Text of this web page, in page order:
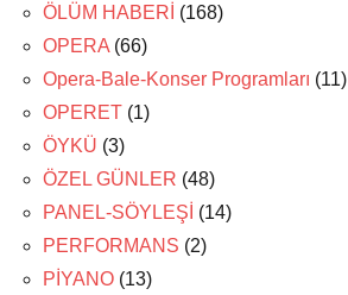
ÖLÜM HABERİ (168)
OPERA (66)
Opera-Bale-Konser Programları (11)
OPERET (1)
ÖYKÜ (3)
ÖZEL GÜNLER (48)
PANEL-SÖYLEŞİ (14)
PERFORMANS (2)
PİYANO (13)